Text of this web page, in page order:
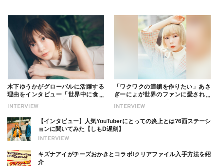
INTERVIEW
木下ゆうかがグローバルに活躍する
理由をインタビュー「世界中に食べ
ついても
INTERVIEW
「ワクワクの連鎖を作りたい」あさ
ぎーにょが世界のファンに愛される
INTERVIEW
【インタビュー】人気YouTuberにとっての炎上とは?6面ステーシ
ョンに聞いてみた【しもD遅刻】
キズナアイがチーズおかきとコラボ!クリアファイル入手方法を紹
介